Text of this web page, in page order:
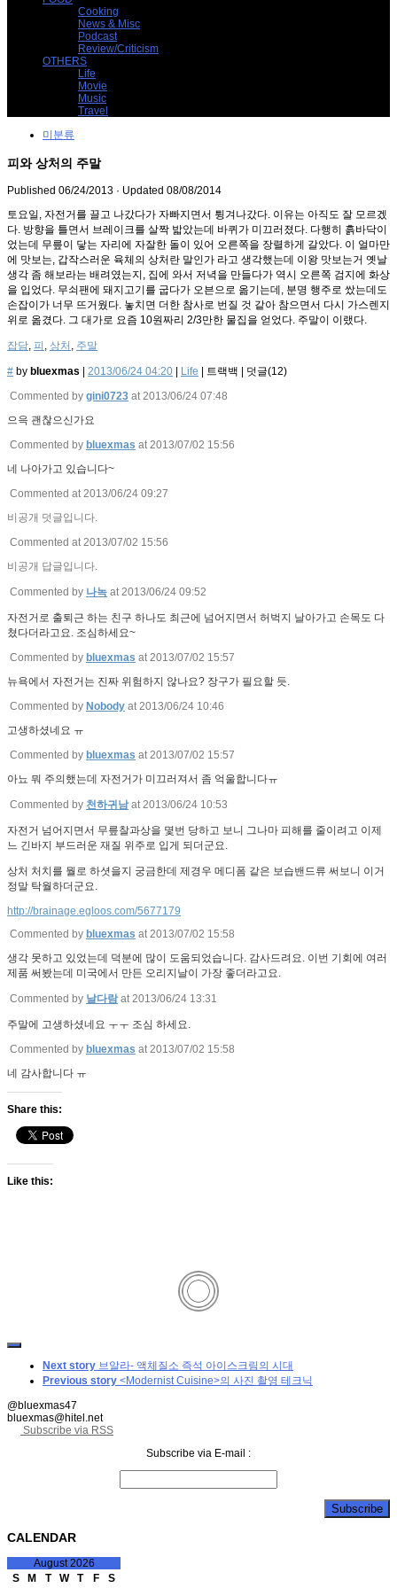
Cooking
News & Misc
Podcast
Review/Criticism
OTHERS
Life
Movie
Music
Travel
미분류
피와 상처의 주말
Published 06/24/2013 · Updated 08/08/2014
토요일, 자전거를 끌고 나갔다가 자빠지면서 튕겨나갔다. 이유는 아직도 잘 모르겠
다. 방향을 틀면서 브레이크를 살짝 밟았는데 바퀴가 미끄러졌다. 다행히 흙바닥이
었는데 무릎이 닿는 자리에 자잘한 돌이 있어 오른쪽을 장렬하게 갈았다. 이 얼마만
에 맛보는, 갑작스러운 육체의 상처란 말인가 라고 생각했는데 이왕 맛보는거 옛날
생각 좀 해보라는 배려였는지, 집에 와서 저녁을 만들다가 역시 오른쪽 검지에 화상
을 입었다. 무쇠팬에 돼지고기를 굽다가 오븐으로 옮기는데, 분명 행주로 쌌는데도
손잡이가 너무 뜨거웠다. 놓치면 더한 참사로 번질 것 같아 참으면서 다시 가스렌지
위로 옮겼다. 그 대가로 요즘 10원짜리 2/3만한 물집을 얻었다. 주말이 이랬다.
잡담, 피 , 상처 , 주말
# by bluexmas 2013/06/24 04:20 Life 트랙백 덧글(12)
Commented by gini0723 at 2013/06/24 07:48
으윽 괜찮으신가요
Commented by bluexmas at 2013/07/02 15:56
네 나아가고 있습니다~
Commented at 2013/06/24 09:27
비공개 덧글입니다.
Commented at 2013/07/02 15:56
비공개 답글입니다.
Commented by 나녹 at 2013/06/24 09:52
자전거로 출퇴근 하는 친구 하나도 최근에 넘어지면서 허벅지 날아가고 손목도 다
쳤다더라고요. 조심하세요~
Commented by bluexmas at 2013/07/02 15:57
뉴욕에서 자전거는 진짜 위험하지 않나요? 장구가 필요할 듯.
Commented by Nobody at 2013/06/24 10:46
고생하셨네요 ㅠ
Commented by bluexmas at 2013/07/02 15:57
아뇨 뭐 주의했는데 자전거가 미끄러져서 좀 억울합니다ㅠ
Commented by 천하귀남at 2013/06/24 10:53
자전거 넘어지면서 무릎찰과상을 몇번 당하고 보니 그나마 피해를 줄이려고 이제
느 긴바지 부드러운 재질 위주로 입게 되더군요.
상처 처치를 뭘로 하셧을지 궁금한데 제경우 메디폼 같은 보습밴드류 써보니 이거
정말 탁월하더군요.
http://brainage.egloos.com/5677179
Commented by bluexmas at 2013/07/02 15:58
생각 못하고 있었는데 덕분에 많이 도움되었습니다. 감사드려요. 이번 기회에 여러
제품 써봤는데 미국에서 만든 오리지날이 가장 좋더라고요.
Commented by 날다람at 2013/06/24 13:31
주말에 고생하셨네요 ㅜㅜ 조심 하세요.
Commented by bluexmas at 2013/07/02 15:58
네 감사합니다 ㅠ
Share this:
Like this:
Next story 브알라- 액체질소 즉석 아이스크림의 시대
Previous story <Modernist Cuisine>의 사진 촬영 테크닉
@bluexmas47
bluexmas@hitel.net
Subscribe via RSS
Subscribe via E-mail :
CALENDAR
August 2026
S
M T W T F S